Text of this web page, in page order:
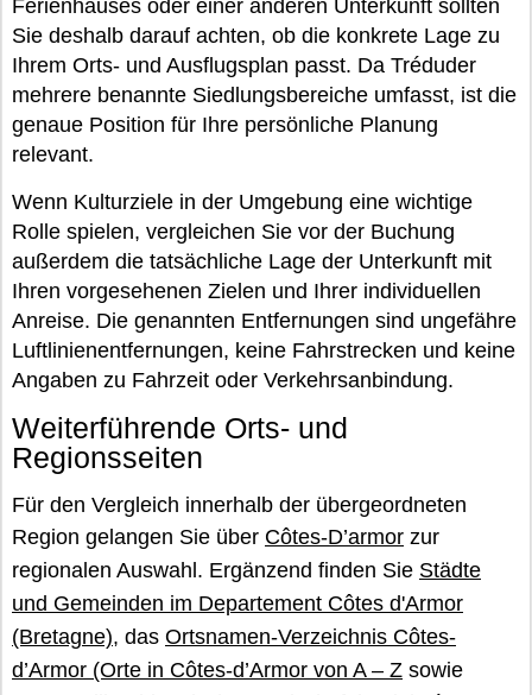
Ferienhauses oder einer anderen Unterkunft sollten
Sie deshalb darauf achten, ob die konkrete Lage zu
Ihrem Orts- und Ausflugsplan passt. Da Tréduder
mehrere benannte Siedlungsbereiche umfasst, ist die
genaue Position für Ihre persönliche Planung
relevant.
Wenn Kulturziele in der Umgebung eine wichtige
Rolle spielen, vergleichen Sie vor der Buchung
außerdem die tatsächliche Lage der Unterkunft mit
Ihren vorgesehenen Zielen und Ihrer individuellen
Anreise. Die genannten Entfernungen sind ungefähre
Luftlinienentfernungen, keine Fahrstrecken und keine
Angaben zu Fahrzeit oder Verkehrsanbindung.
Weiterführende Orts- und
Regionsseiten
Für den Vergleich innerhalb der übergeordneten
Region gelangen Sie über Côtes-D’armor zur
regionalen Auswahl. Ergänzend finden Sie Städte
und Gemeinden im Departement Côtes d'Armor
(Bretagne), das Ortsnamen-Verzeichnis Côtes-
d’Armor (Orte in Côtes-d’Armor von A – Z sowie